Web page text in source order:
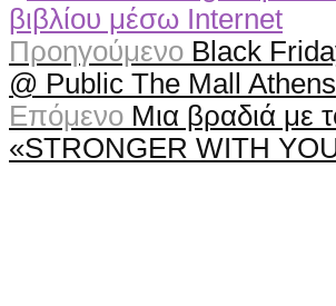
Προηγούμενο Black
@ Public The Mall Athens
Επόμενο Μια βραδιά με
«STRONGER WITH